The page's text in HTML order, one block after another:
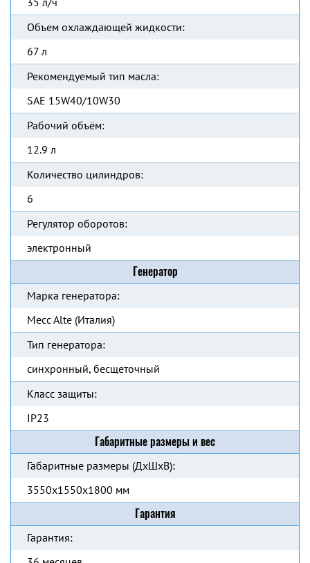
Объем охлаждающей жидкости:
67 л
Рекомендуемый тип масла:
SAE 15W40/10W30
Рабочий объём:
12.9 л
Количество цилиндров:
6
Регулятор оборотов:
электронный
Генератор
Марка генератора:
Mecc Alte (Италия)
Тип генератора:
синхронный, бесщеточный
Класс защиты:
IP23
Габаритные размеры и вес
Габаритные размеры (ДхШхВ):
3550х1550х1800 мм
Гарантия
Гарантия: